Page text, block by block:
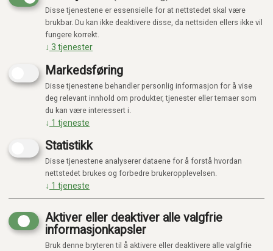
Produkter
Kategorier
Disse tjenestene er essensielle for at nettstedet skal være
brukbar. Du kan ikke deaktivere disse, da nettsiden ellers ikke vil
fungere korrekt.
↓ 3 tjenester
Markedsføring
Disse tjenestene behandler personlig informasjon for å vise
deg relevant innhold om produkter, tjenester eller temaer som
du kan være interessert i.
↓ 1 tjeneste
Statistikk
Disse tjenestene analyserer dataene for å forstå hvordan
nettstedet brukes og forbedre brukeropplevelsen.
↓ 1 tjeneste
Aktiver eller deaktiver alle valgfrie
informasjonkapsler
Bruk denne bryteren til å aktivere eller deaktivere alle valgfrie